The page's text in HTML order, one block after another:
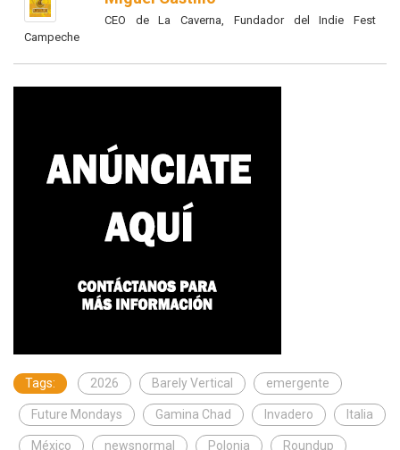
CEO de La Caverna, Fundador del Indie Fest
Campeche
Tags: 2026 Barely Vertical emergente
Future Mondays Gamina Chad Invadero Italia
México newsnormal Polonia Roundup